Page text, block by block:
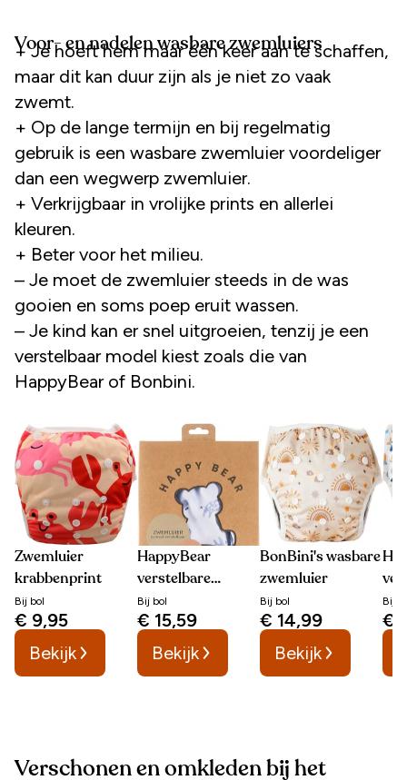
Voor- en nadelen wasbare zwemluiers
+ Je hoeft hem maar één keer aan te schaffen,
maar dit kan duur zijn als je niet zo vaak
zwemt.
+ Op de lange termijn en bij regelmatig
gebruik is een wasbare zwemluier voordeliger
dan een wegwerp zwemluier.
+ Verkrijgbaar in vrolijke prints en allerlei
kleuren.
+ Beter voor het milieu.
– Je moet de zwemluier steeds in de was
gooien en soms poep eruit wassen.
– Je kind kan er snel uitgroeien, tenzij je een
verstelbaar model kiest zoals die van
HappyBear of Bonbini.
Zwemluier
krabbenprint
Bij bol
€ 9,95
Bekijk
HappyBear
verstelbare
zwemluier
Bij bol
€ 15,59
Bekijk
BonBini's wasbare
zwemluier
Bij bol
€ 14,99
Bekijk
Bij
€
Verschonen en omkleden bij het